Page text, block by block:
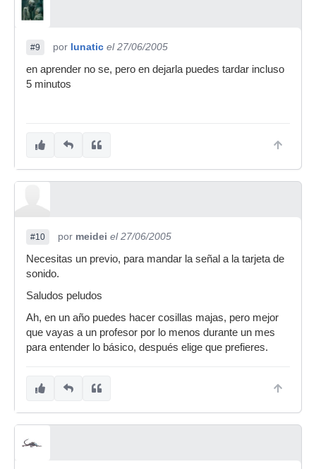
#9 por lunatic el 27/06/2005
en aprender no se, pero en dejarla puedes tardar incluso
5 minutos
#10 por meidei el 27/06/2005
Necesitas un previo, para mandar la señal a la tarjeta de
sonido.
Saludos peludos
Ah, en un año puedes hacer cosillas majas, pero mejor
que vayas a un profesor por lo menos durante un mes
para entender lo básico, después elige que prefieres.